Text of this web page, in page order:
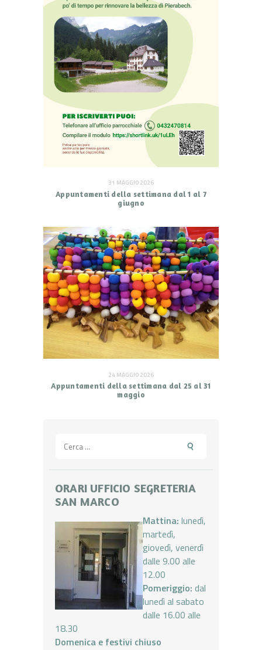
31 MAGGIO 2026
Appuntamenti della settimana dal 1 al 7
giugno
24 MAGGIO 2026
Appuntamenti della settimana dal 25 al 31
maggio
per:
ORARI UFFICIO SEGRETERIA
SAN MARCO
Mattina: lunedì,
martedì,
giovedì, venerdì
dalle 9.00 alle
12.00
Pomeriggio: dal
lunedì al sabato
dalle 16.00 alle
18.30
Domenica e festivi chiuso